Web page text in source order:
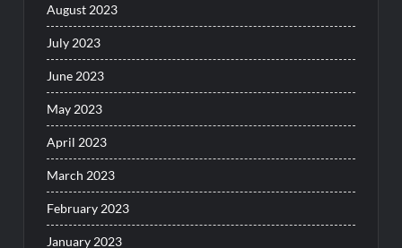
August 2023
July 2023
June 2023
May 2023
April 2023
March 2023
February 2023
January 2023